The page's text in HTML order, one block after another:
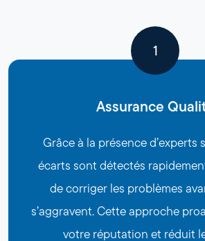
1
Assurance
Grâce à la présence d’experts
écarts sont détectés
de corriger les problèmes
s’aggravent. Cette approche
votre réputation et réduit